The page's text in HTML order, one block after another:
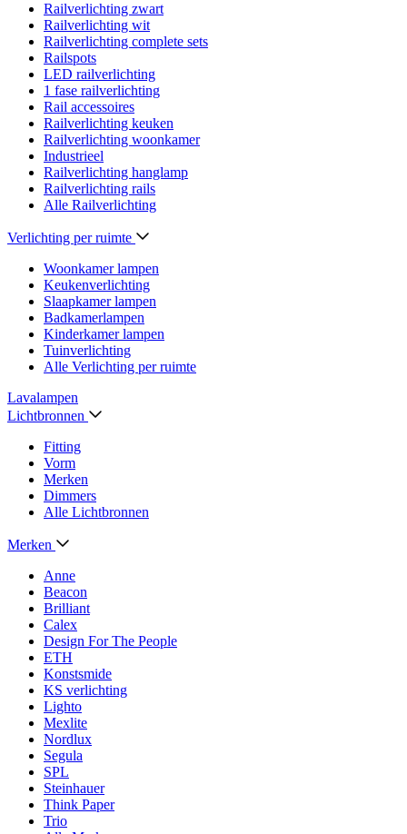
Railverlichting zwart
Railverlichting wit
Railverlichting complete sets
Railspots
LED railverlichting
1 fase railverlichting
Rail accessoires
Railverlichting keuken
Railverlichting woonkamer
Industrieel
Railverlichting hanglamp
Railverlichting rails
Alle Railverlichting
Verlichting per ruimte
Woonkamer lampen
Keukenverlichting
Slaapkamer lampen
Badkamerlampen
Kinderkamer lampen
Tuinverlichting
Alle Verlichting per ruimte
Lavalampen
Lichtbronnen
Fitting
Vorm
Merken
Dimmers
Alle Lichtbronnen
Merken
Anne
Beacon
Brilliant
Calex
Design For The People
ETH
Konstsmide
KS verlichting
Lighto
Mexlite
Nordlux
Segula
SPL
Steinhauer
Think Paper
Trio